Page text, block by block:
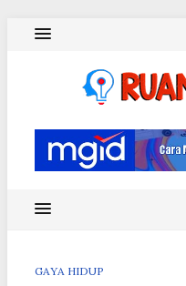
GAYA HIDUP